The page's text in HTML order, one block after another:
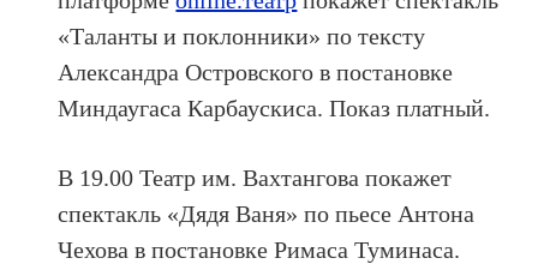
«Таланты и поклонники» по тексту
Александра Островского в постановке
Миндаугаса Карбаускиса. Показ платный.
В 19.00 Театр им. Вахтангова покажет
спектакль «Дядя Ваня» по пьесе Антона
Чехова в постановке Римаса Туминаса.